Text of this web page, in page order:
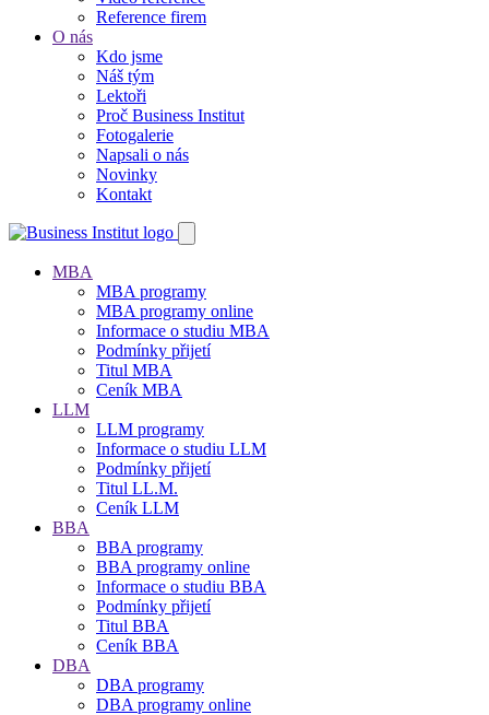
Reference firem
O nás
Kdo jsme
Náš tým
Lektoři
Proč Business Institut
Fotogalerie
Napsali o nás
Novinky
Kontakt
MBA
MBA programy
MBA programy online
Informace o studiu MBA
Podmínky přijetí
Titul MBA
Ceník MBA
LLM
LLM programy
Informace o studiu LLM
Podmínky přijetí
Titul LL.M.
Ceník LLM
BBA
BBA programy
BBA programy online
Informace o studiu BBA
Podmínky přijetí
Titul BBA
Ceník BBA
DBA
DBA programy
DBA programy online